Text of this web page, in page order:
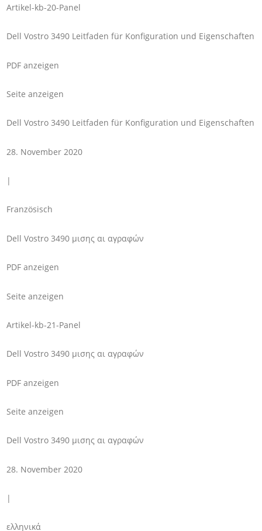
Artikel-kb-20-Panel
Dell Vostro 3490 Leitfaden für Konfiguration und Eigenschaften
PDF anzeigen
Seite anzeigen
Dell Vostro 3490 Leitfaden für Konfiguration und Eigenschaften
28. November 2020
|
Französisch
Dell Vostro 3490 μισης αι αγραφών
PDF anzeigen
Seite anzeigen
Artikel-kb-21-Panel
Dell Vostro 3490 μισης αι αγραφών
PDF anzeigen
Seite anzeigen
Dell Vostro 3490 μισης αι αγραφών
28. November 2020
|
ελληνικά